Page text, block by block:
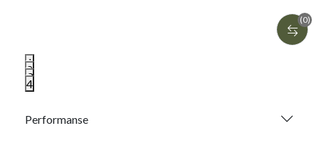
(0)
1
2
3
4
Performanse